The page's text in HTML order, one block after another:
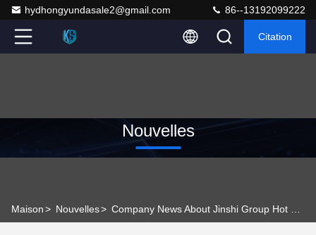
hydhongyundasale2@gmail.com 86--13192099222
Citation
Nouvelles
Maison> Nouvelles>